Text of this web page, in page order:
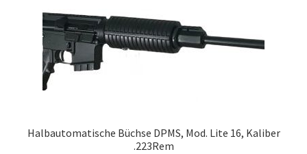
Halbautomatische Büchse DPMS, Mod. Lite 16, Kaliber
.223Rem